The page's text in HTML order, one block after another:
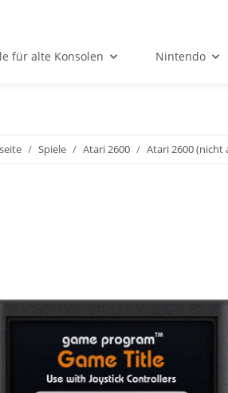
für alte Konsolen Nintendo
Spiele Atari 2600 Atari 2600 (nicht